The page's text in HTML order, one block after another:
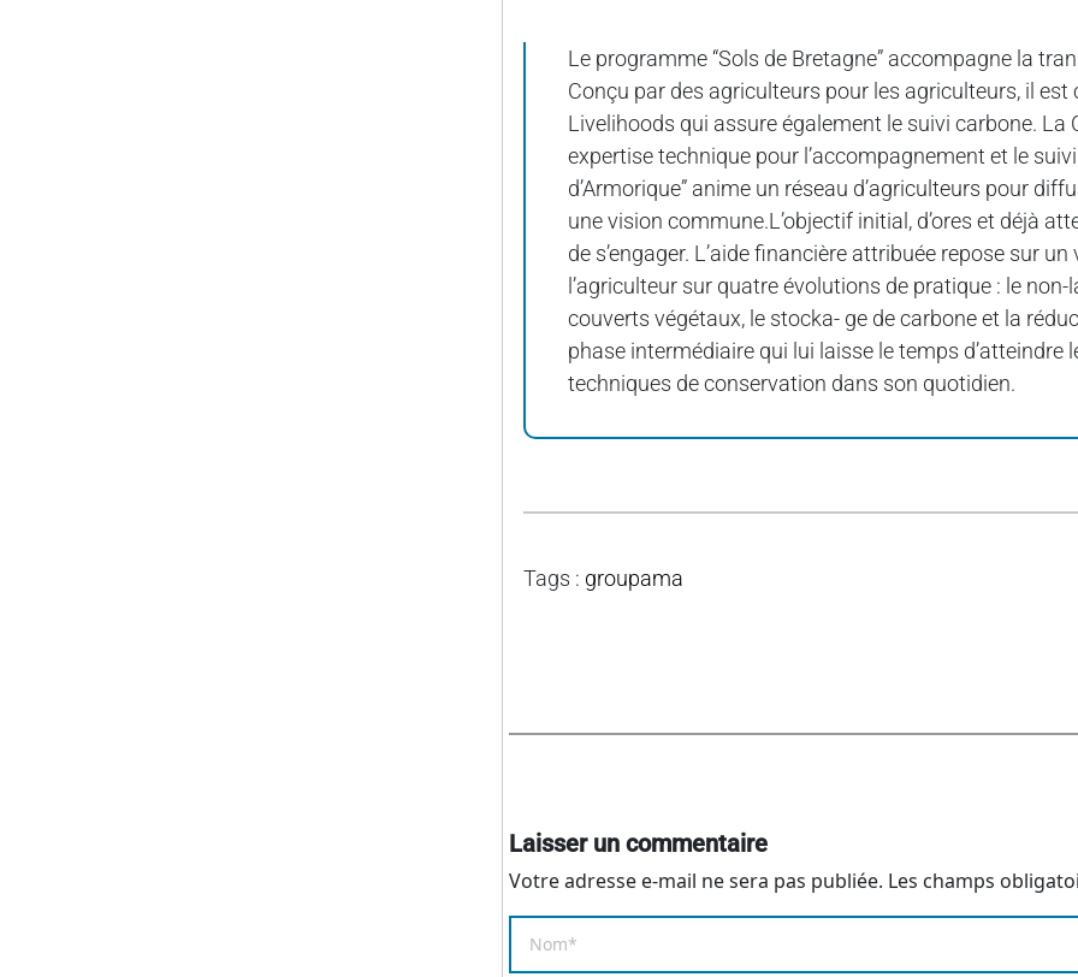
Le programme “Sols de Bretagne” accompagne la
Conçu par des agriculteurs pour les agriculteurs, il
Livelihoods qui assure également le suivi carbone. La
expertise technique pour l’accompagnement et le
d’Armorique” anime un réseau d’agriculteurs pour
une vision commune.L’objectif initial, d’ores et déjà
de s’engager. L’aide financière attribuée repose sur
l’agriculteur sur quatre évolutions de pratique : le
couverts végétaux, le stocka- ge de carbone et la
phase intermédiaire qui lui laisse le temps d’atteindre
techniques de conservation dans son quotidien.
Tags : groupama
Laisser un commentaire
Votre adresse e-mail ne sera pas publiée. Les champs